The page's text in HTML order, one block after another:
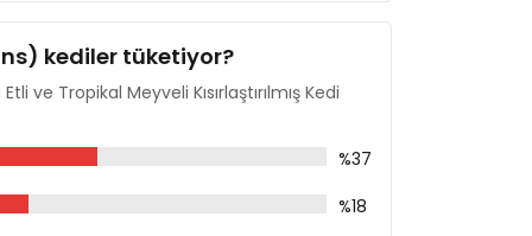
kediler tüketiyor?
ve Tropikal Meyveli Kısırlaştırılmış Kedi
%37
%18